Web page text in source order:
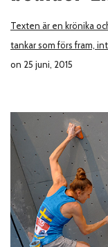
Texten är en krönika
tankar som förs fram,
on 25 juni, 2015